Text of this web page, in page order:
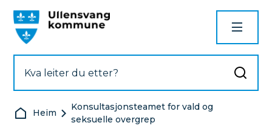
Du er her:
Heim
Konsultasjonsteamet for vald og
seksuelle overgrep